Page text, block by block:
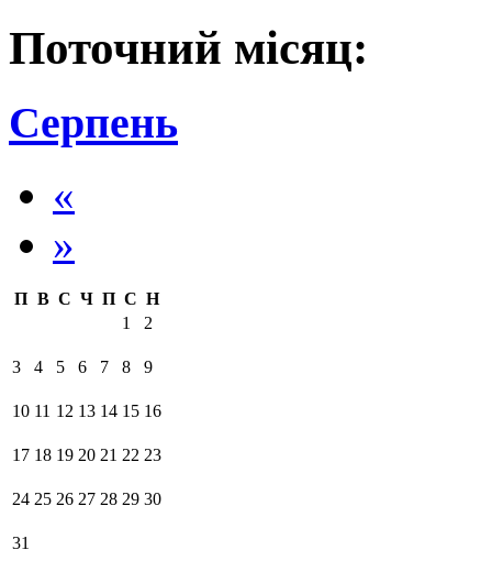
Поточний місяц:
Серпень
«
»
П В С Ч П С Н
1
2
3 4 5 6 7 8 9
10 11 12 13 14 15 16
17 18 19 20 21 22 23
24 25 26 27 28 29 30
31